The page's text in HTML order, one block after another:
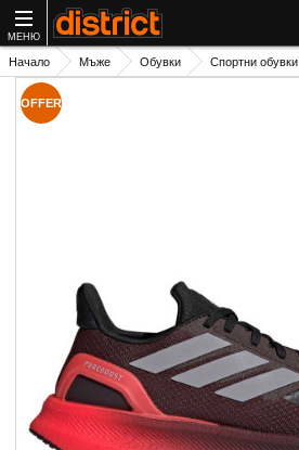
МЕНЮ
Начало Мъже Обувки Спортни обувки
OFFER